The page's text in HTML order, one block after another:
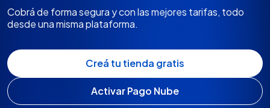
Cobrá de forma segura y con las mejores tarifas, todo
desde una misma plataforma.
Creá tu tienda gratis
Activar Pago Nube